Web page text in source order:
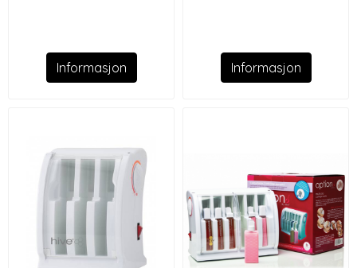
Informasjon Informasjon